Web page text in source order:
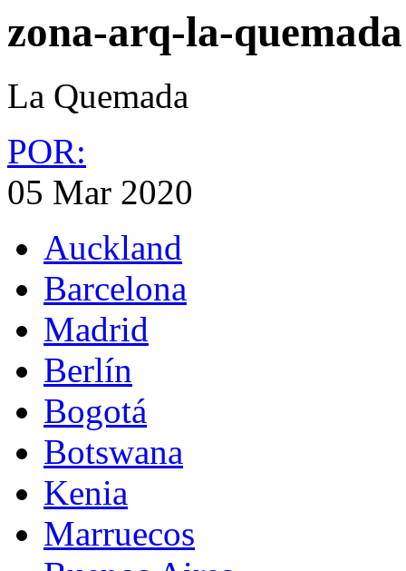
zona-arq-la-quemada
La Quemada
POR:
05 Mar 2020
Auckland
Barcelona
Madrid
Berlín
Bogotá
Botswana
Kenia
Marruecos